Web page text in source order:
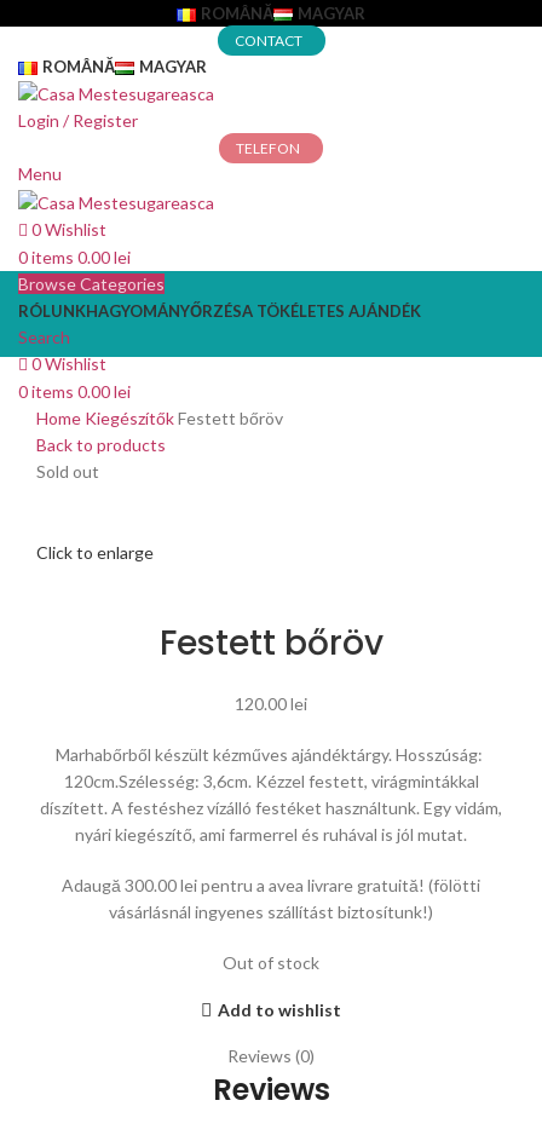
ROMÂNĂ MAGYAR
CONTACT
ROMÂNĂ MAGYAR
Login / Register
TELEFON
Menu
0Wishlist
0items 0.00lei
Browse Categories
RÓLUNKHAGYOMÁNYŐRZÉSA TÖKÉLETES AJÁNDÉK
Search
0Wishlist
0items 0.00lei
Home KiegészítőkFestett bőröv
Back to products
Sold out
Click to enlarge
Festett bőröv
120.00lei
Marhabőrből készült kézműves ajándéktárgy. Hosszúság:
120cm.Szélesség: 3,6cm. Kézzel festett, virágmintákkal
díszített. A festéshez vízálló festéket használtunk. Egy vidám,
nyári kiegészítő, ami farmerrel és ruhával is jól mutat.
Adaugă 300.00leipentru a avea livrare gratuită! (fölötti
vásárlásnál ingyenes szállítást biztosítunk!)
Out of stock
Add to wishlist
Reviews (0)
Reviews